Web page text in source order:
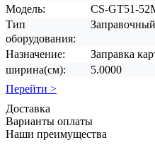
Модель:
CS-GT51-
Тип
оборудования:
Назначение:
Заправка
ширина(см):
5.0000
Перейти >
Доставка
Варианты оплаты
Наши преимущества